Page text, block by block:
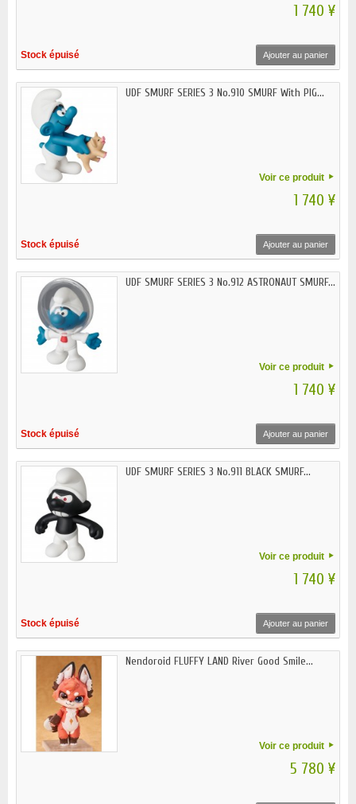
1 740 ¥
Stock épuisé Ajouter au panier
UDF SMURF SERIES 3 No.910 SMURF With PIG...
Voir ce produit
1 740 ¥
Stock épuisé Ajouter au panier
UDF SMURF SERIES 3 No.912 ASTRONAUT SMURF...
Voir ce produit
1 740 ¥
Stock épuisé Ajouter au panier
UDF SMURF SERIES 3 No.911 BLACK SMURF...
Voir ce produit
1 740 ¥
Stock épuisé Ajouter au panier
Nendoroid FLUFFY LAND River Good Smile...
Voir ce produit
5 780 ¥